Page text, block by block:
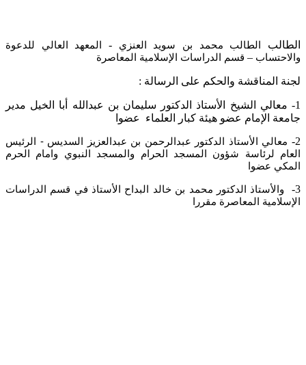
​الطالب الطالب محمد بن سويد العنزي -
المعهد العالي للدعوة
والاحتساب – قسم الدراسات الإسلامية المعاصرة
لجنة المناقشة والحكم على الرسالة :
1- معالي الشيخ الأستاذ الدكتور سليمان بن عبدالله أبا الخيل مدير
جامعة الإمام عضو هيئة كبار العلماء عضوا
2-
معالي الأستاذ الدكتور عبدالرحمن بن عبدالعزيز السديس - الرئيس
العام لرئاسة شؤون المسجد الحرام والمسجد النبوي وامام الحرم
المكي عضوا
3-
والأستاذ الدكتور محمد بن خالد البداح الأستاذ في قسم الدراسات
الإسلامية المعاصرة مقررا